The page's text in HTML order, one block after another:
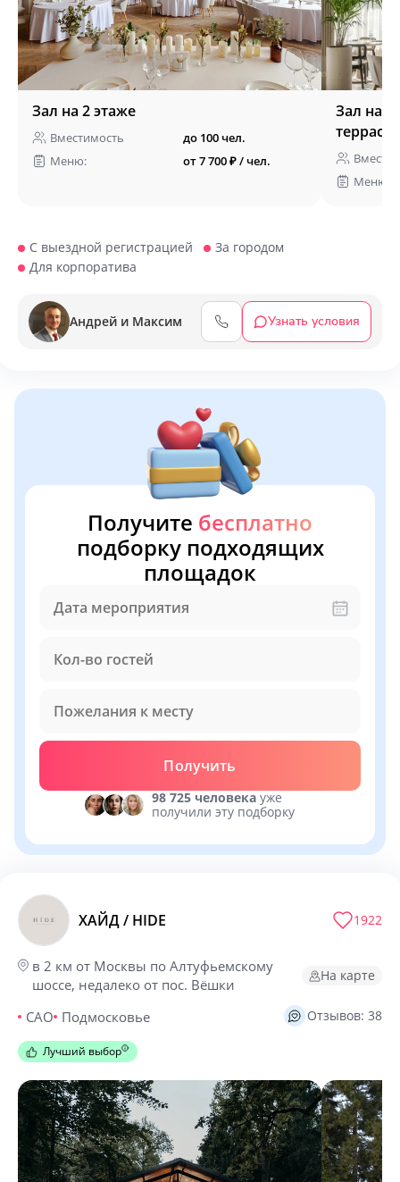
Зал на 2 этаже
Вместимость
до 100 чел.
Меню:
от 7 700 ₽ / чел.
Зал на
террасу
Меню:
С выездной регистрацией
За городом
Для корпоратива
Андрей и Максим Узнать условия
Получите бесплатно
подборку подходящих
площадок
Получить
98 725 человека уже
получили эту подборку
ХАЙД / HIDE
в 2 км от Москвы по Алтуфьемскому
шоссе, недалеко от пос. Вёшки
САО Подмосковье
На карте
1922
Отзывов: 38
Лучший выбор